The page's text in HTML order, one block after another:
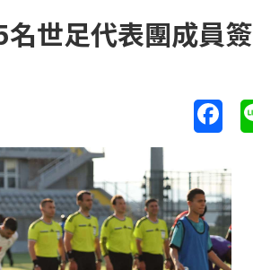
世足代表團成員簽